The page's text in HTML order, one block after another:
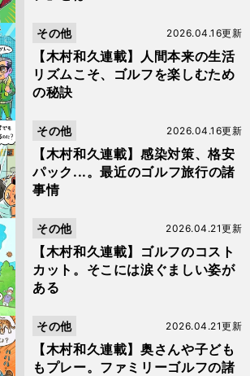
【木村和久連載】人間本来の生活
リズムこそ、ゴルフを楽しむため
の秘訣
2026.04.16更新
その他
【木村和久連載】感染対策、格安
パック...。最近のゴルフ旅行の諸
事情
2026.04.16更新
その他
【木村和久連載】ゴルフのコスト
カット。そこには涙ぐましい姿が
ある
2026.04.21更新
その他
【木村和久連載】奥さんや子ども
もプレー。ファミリーゴルフの諸
2026.04.21更新
その他